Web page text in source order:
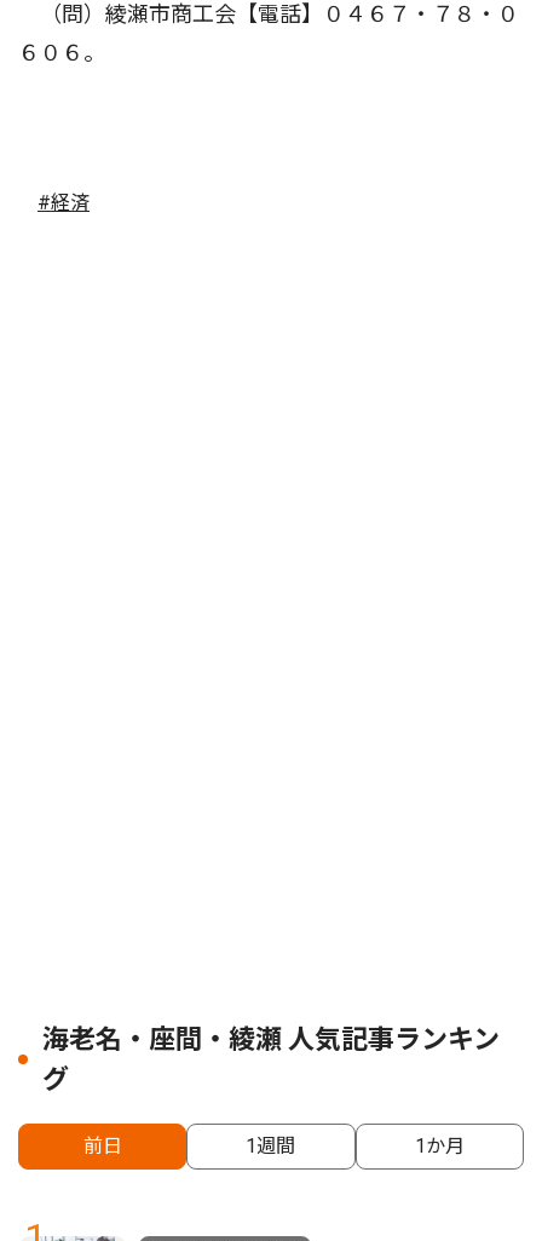
（問）綾瀬市商工会【電話】０４６７・７８・０
６０６。
#経済
海老名・座間・綾瀬 人気記事ランキン
グ
前日 1週間 1か月